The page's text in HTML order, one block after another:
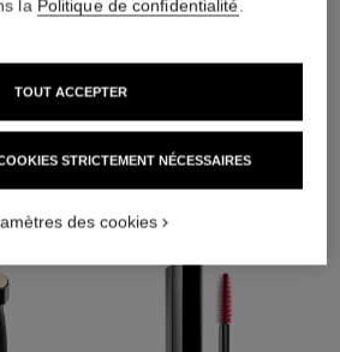
PARFAIT
la Politique de confidentialité
STRICTEMENT NÉCESSAIRES
TOUT ACCEPTER
des cookies